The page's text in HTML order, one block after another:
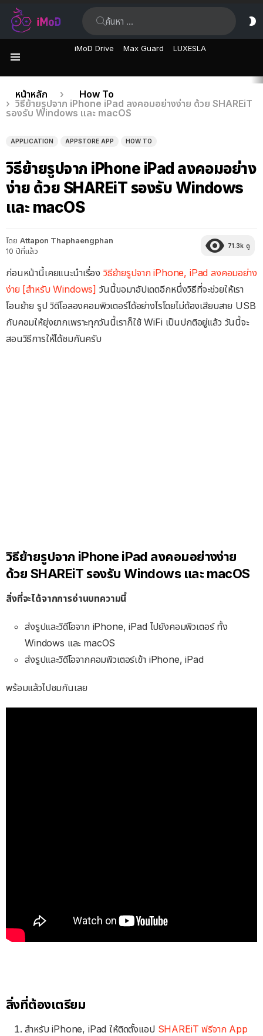
iMoD Drive Max Guard LUXESLA
เรื่อง
ล่าสุด
คุณอยู่ที่นี่:
หน้าหลัก
How To
วิธีย้ายรูปจาก iPhone iPad ลงคอมอย่างง่าย ด้วย SHAREiT
รองรับ Windows และ macOS
APPLICATION APPSTORE APP HOW TO
วิธีย้ายรูปจาก iPhone iPad ลงคอมอย่าง
ง่าย ด้วย SHAREiT รองรับ Windows
และ macOS
โดย Attapon Thaphaengphan
10 ปีที่แล้ว
71.3k ดู
ก่อนหน้านี้เคยแนะนำเรื่อง วิธีย้ายรูปจาก iPhone, iPad ลงคอมอย่าง
ง่าย [สำหรับ Windows] วันนี้ขอมาอัปเดตอีกหนึ่งวิธีที่จะช่วยให้เรา
โอนย้าย รูป วิดีโอลองคอมพิวเตอร์ได้อย่างไรโดยไม่ต้องเสียบสาย USB
กับคอมให้ยุ่งยากเพราะทุกวันนี้เราก็ใช้ WiFi เป็นปกติอยู่แล้ว วันนี้จะ
สอนวิธีการให้ได้ชมกันครับ
วิธีย้ายรูปจาก iPhone iPad ลงคอมอย่างง่าย
ด้วย SHAREiT รองรับ Windows และ macOS
สิ่งที่จะได้จากการอ่านบทความนี้
ส่งรูปและวิดีโอจาก iPhone, iPad ไปยังคอมพิวเตอร์ ทั้ง
Windows และ macOS
ส่งรูปและวิดีโอจากคอมพิวเตอร์เข้า iPhone, iPad
พร้อมแล้วไปชมกันเลย
สิ่งที่ต้องเตรียม
สำหรับ iPhone, iPad ให้ติดตั้งแอป SHAREiT ฟรีจาก App